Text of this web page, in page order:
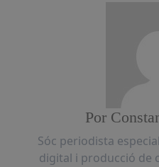
Por
Sóc periodista
digital i producció de